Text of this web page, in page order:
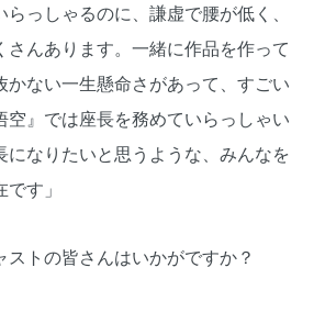
っしゃるのに、謙虚で腰が低く、
んあります。一緒に作品を作って
かない一生懸命さがあって、すごい
空』では座長を務めていらっしゃい
になりたいと思うような、みんなを
す」
トの皆さんはいかがですか？